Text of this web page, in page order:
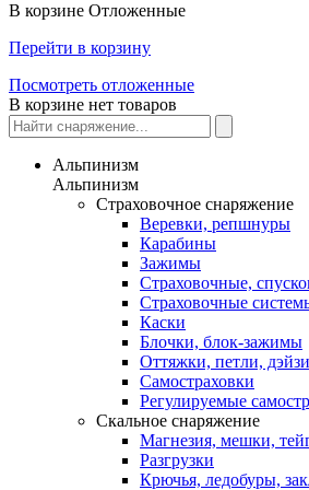
В корзине Отложенные
Перейти в корзину
Посмотреть отложенные
В корзине нет товаров
Альпинизм
Альпинизм
Страховочное снаряжение
Веревки, репшнуры
Карабины
Зажимы
Страховочные,
Страховочные
Каски
Блочки, блок-зажимы
Оттяжки, петли,
Самостраховки
Регулируемые
Скальное снаряжение
Магнезия, мешки,
Разгрузки
Крючья, ледобуры,